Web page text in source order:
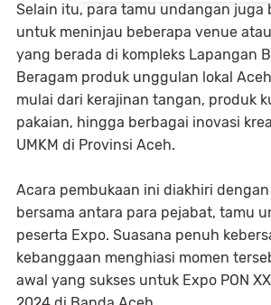
Selain itu, para tamu undangan juga
untuk meninjau beberapa venue
yang berada di kompleks Lapangan
Beragam produk unggulan lokal
mulai dari kerajinan tangan, produk
pakaian, hingga berbagai inovasi
UMKM di Provinsi Aceh.
Acara pembukaan ini diakhiri
bersama antara para pejabat, tamu
peserta Expo. Suasana penuh
kebanggaan menghiasi momen
awal yang sukses untuk Expo PON